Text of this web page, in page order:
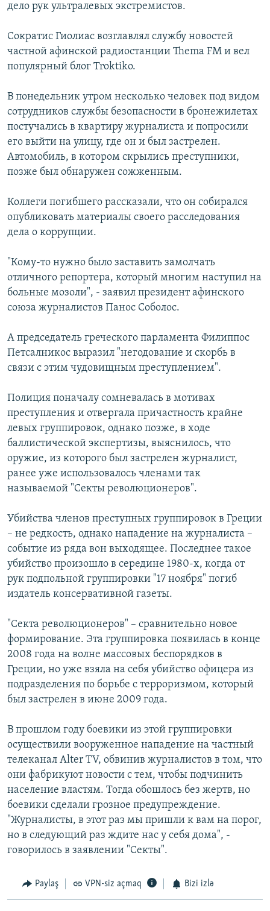
дело рук ультралевых экстремистов.
Сократис Гиолиас возглавлял службу новостей
частной афинской радиостанции Thema FM и вел
популярный блог Troktiko.
В понедельник утром несколько человек под видом
сотрудников службы безопасности в бронежилетах
постучались в квартиру журналиста и попросили
его выйти на улицу, где он и был застрелен.
Автомобиль, в котором скрылись преступники,
позже был обнаружен сожженным.
Коллеги погибшего рассказали, что он собирался
опубликовать материалы своего расследования
дела о коррупции.
"Кому-то нужно было заставить замолчать
отличного репортера, который многим наступил на
больные мозоли", - заявил президент афинского
союза журналистов Панос Соболос.
А председатель греческого парламента Филиппос
Петсалникос выразил "негодование и скорбь в
связи с этим чудовищным преступлением".
Полиция поначалу сомневалась в мотивах
преступления и отвергала причастность крайне
левых группировок, однако позже, в ходе
баллистической экспертизы, выяснилось, что
оружие, из которого был застрелен журналист,
ранее уже использовалось членами так
называемой "Секты революционеров".
Убийства членов преступных группировок в Греции
– не редкость, однако нападение на журналиста –
событие из ряда вон выходящее. Последнее такое
убийство произошло в середине 1980-х, когда от
рук подпольной группировки "17 ноября" погиб
издатель консервативной газеты.
"Секта революционеров" – сравнительно новое
формирование. Эта группировка появилась в конце
2008 года на волне массовых беспорядков в
Греции, но уже взяла на себя убийство офицера из
подразделения по борьбе с терроризмом, который
был застрелен в июне 2009 года.
В прошлом году боевики из этой группировки
осуществили вооруженное нападение на частный
телеканал Alter TV, обвинив журналистов в том, что
они фабрикуют новости с тем, чтобы подчинить
население властям. Тогда обошлось без жертв, но
боевики сделали грозное предупреждение.
"Журналисты, в этот раз мы пришли к вам на порог,
но в следующий раз ждите нас у себя дома", -
говорилось в заявлении "Секты".
Paylaş VPN-siz açmaq Bizi izlə